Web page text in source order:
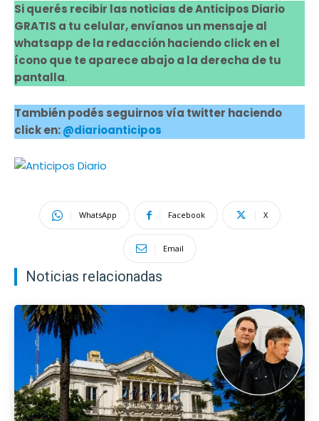
Si querés recibir las noticias de Anticipos Diario
GRATIS a tu celular, envíanos un mensaje al
whatsapp de la redacción haciendo click en el
ícono que te aparece abajo a la derecha de tu
pantalla.
También podés seguirnos vía twitter haciendo
click en:@diarioanticipos
WhatsApp Facebook X
Email
Noticias relacionadas